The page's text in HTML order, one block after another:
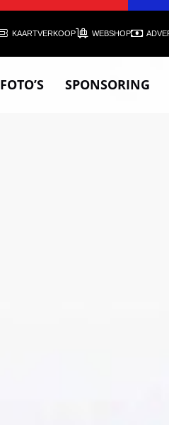
KAARTVERKOOP WEBSHOP
FOTO’S SPONSORING